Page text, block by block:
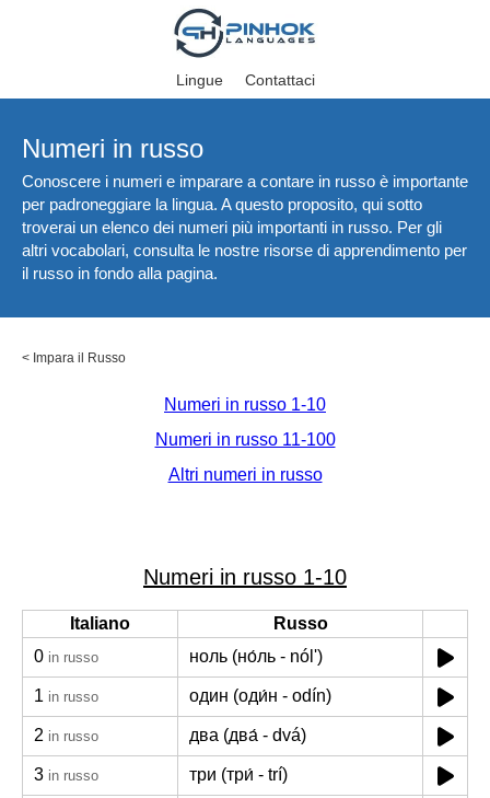
Lingue Contattaci
Numeri in russo
Conoscere i numeri e imparare a contare in russo è importante
per padroneggiare la lingua. A questo proposito, qui sotto
troverai un elenco dei numeri più importanti in russo. Per gli
altri vocabolari, consulta le nostre risorse di apprendimento per
il russo in fondo alla pagina.
< Impara il Russo
Numeri in russo 1-10
Numeri in russo 11-100
Altri numeri in russo
Numeri in russo 1-10
Italiano
Russo
0 in russo ноль (но́ль - nól')
1 in russo один (оди́н - odín)
2 in russo два (два́ - dvá)
3 in russo три (три́ - trí)